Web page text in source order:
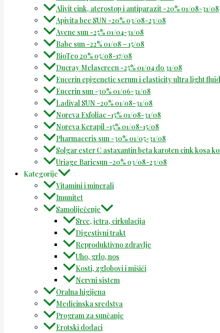
Alivit cink, aterostop i antiparazit -20% 01/08-31/08
Apivita bee SUN -20% 03/08-23/08
Avene sun -25% 01/04-31/08
Babe sun -22% 01/08 – 15/08
BioTeo 20% 05/08-17/08
Ducray Melascreen -25% 01/04 do 31/08
Eucerin epigenetic serum i elasticity ultra light
Eucerin sun -30% 01/06-31/08
Ladival SUN -20% 01/08-31/08
Noreva Exfoliac -15% 01/08-31/08
Noreva Kerapil -15% 01/08-15/08
Pharmaceris sun -30% 01/05-31/08
Solgar ester C astaxantin beta karoten cink kosa
Uriage Bariesun -20% 03/08-23/08
Kategorije
Vitamini i minerali
Imunitet
Samoliječenje
Srce, jetra, cirkulacija
Digestivni trakt
Reproduktivno zdravlje
Uho, grlo, nos
Kosti, zglobovi i mišići
Nervni sistem
Oralna higijena
Medicinska sredstva
Program za sunčanje
Erotski dodaci